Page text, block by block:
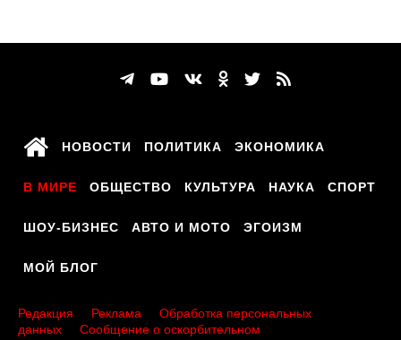
НОВОСТИ ПОЛИТИКА ЭКОНОМИКА
В МИРЕ ОБЩЕСТВО КУЛЬТУРА НАУКА СПОРТ
ШОУ-БИЗНЕС АВТО И МОТО ЭГОИЗМ
МОЙ БЛОГ
Редакция Реклама
Обработка персональных
данных
Сообщение о оскорбительном